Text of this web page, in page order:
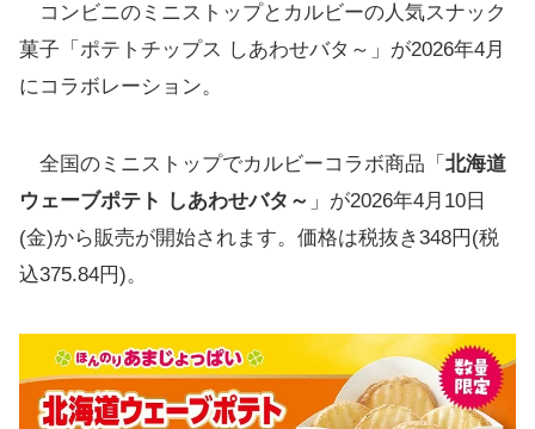
コンビニのミニストップとカルビーの人気スナック
菓子「ポテトチップス しあわせバタ～」が2026年4月
にコラボレーション。
全国のミニストップでカルビーコラボ商品「 北海道
ウェーブポテト しあわせバタ～ 」が2026年4月10日
(金)から販売が開始されます。価格は税抜き348円(税
込375.84円)。